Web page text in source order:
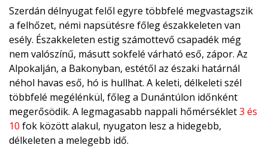
Szerdán délnyugat felől egyre többfelé megvastagszik
a felhőzet, némi napsütésre főleg északkeleten van
esély. Északkeleten estig számottevő csapadék még
nem valószínű, másutt sokfelé várható eső, zápor. Az
Alpokalján, a Bakonyban, estétől az északi határnál
néhol havas eső, hó is hullhat. A keleti, délkeleti szél
többfelé megélénkül, főleg a Dunántúlon időnként
megerősödik. A legmagasabb nappali hőmérséklet3 és
10 fok között alakul, nyugaton lesz a hidegebb,
délkeleten a melegebb idő.